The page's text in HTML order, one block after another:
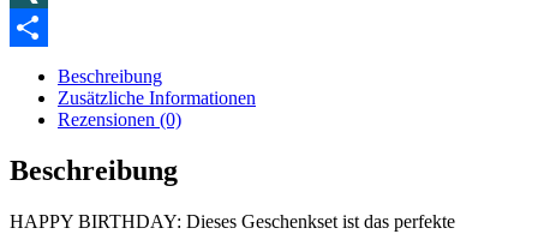
XING
Beschreibung
Zusätzliche Informationen
Rezensionen (0)
Beschreibung
HAPPY BIRTHDAY: Dieses Geschenkset ist das perfekte